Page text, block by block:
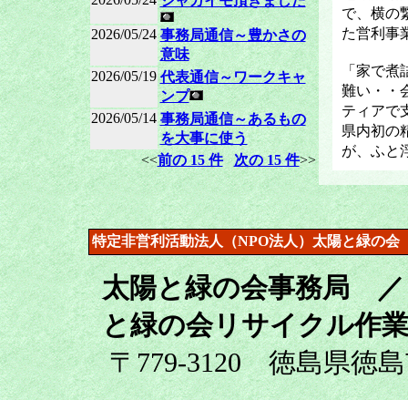
2026/05/24 事務局通信～豊かさの
意味
2026/05/19 代表通信～ワークキャ
ンプ
2026/05/14 事務局通信～あるもの
を大事に使う
<<前の 15 件 次の 15 件>>
で、横の
た営利事
「家で
難い・・
ティアで
県内初の
が、ふと
特定非営利活動法人（NPO法人）太陽と緑の会
太陽と緑の会事務局
と緑の会リサイクル作
〒779-3120 徳島県徳